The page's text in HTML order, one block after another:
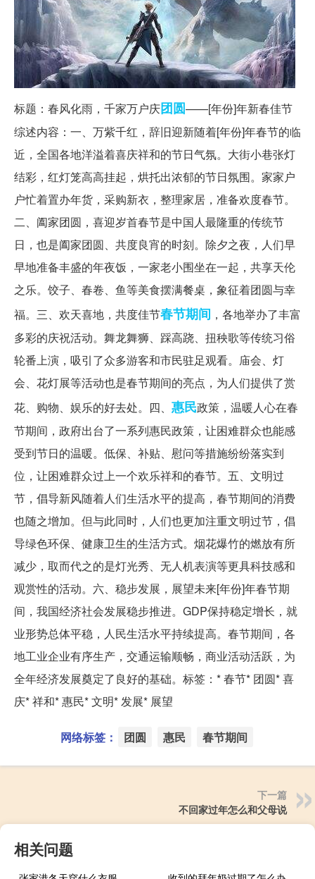
标题：春风化雨，千家万户庆团圆——[年份]年新春佳节
综述内容：一、万紫千红，辞旧迎新随着[年份]年春节的临
近，全国各地洋溢着喜庆祥和的节日气氛。大街小巷张灯
结彩，红灯笼高高挂起，烘托出浓郁的节日氛围。家家户
户忙着置办年货，采购新衣，整理家居，准备欢度春节。
二、阖家团圆，喜迎岁首春节是中国人最隆重的传统节
日，也是阖家团圆、共度良宵的时刻。除夕之夜，人们早
早地准备丰盛的年夜饭，一家老小围坐在一起，共享天伦
之乐。饺子、春卷、鱼等美食摆满餐桌，象征着团圆与幸
福。三、欢天喜地，共度佳节春节期间 ，各地举办了丰富
多彩的庆祝活动。舞龙舞狮、踩高跷、扭秧歌等传统习俗
轮番上演，吸引了众多游客和市民驻足观看。庙会、灯
会、花灯展等活动也是春节期间的亮点，为人们提供了赏
花、购物、娱乐的好去处。四、 惠民政策，温暖人心在春
节期间，政府出台了一系列惠民政策，让困难群众也能感
受到节日的温暖。低保、补贴、慰问等措施纷纷落实到
位，让困难群众过上一个欢乐祥和的春节。五、文明过
节，倡导新风随着人们生活水平的提高，春节期间的消费
也随之增加。但与此同时，人们也更加注重文明过节，倡
导绿色环保、健康卫生的生活方式。烟花爆竹的燃放有所
减少，取而代之的是灯光秀、无人机表演等更具科技感和
观赏性的活动。六、稳步发展，展望未来[年份]年春节期
间，我国经济社会发展稳步推进。GDP保持稳定增长，就
业形势总体平稳，人民生活水平持续提高。春节期间，各
地工业企业有序生产，交通运输顺畅，商业活动活跃，为
全年经济发展奠定了良好的基础。标签：* 春节* 团圆* 喜
庆* 祥和* 惠民* 文明* 发展* 展望
网络标签： 团圆 惠民 春节期间
下一篇
不回家过年怎么和父母说
相关问题